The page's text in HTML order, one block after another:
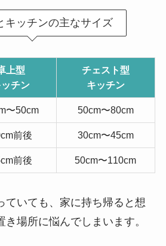
キッチンの主なサイズ
上型
チン
チェスト型
キッチン
〜50cm 50cm〜80cm
前後 30cm〜45cm
前後 50cm〜110cm
ていても、家に持ち帰ると想
場所に悩んでしまいます。